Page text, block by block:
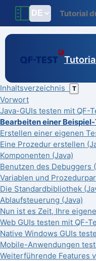
Inhaltsverzeichnis T
Vorwort
Java-GUIs testen mit QF-
Bearbeiten einer
Erstellen einer eigenen
Eine Prozedur erstellen
Komponenten (Java)
Benutzen des Debuggers
Variablen und
Die Standardbibliothek
Ablaufsteuerung (Java)
Nun ist es Zeit, Ihre
Web GUIs testen mit QF-
Native Windows GUIs
Mobile-Anwendungen
Weiterführende Features